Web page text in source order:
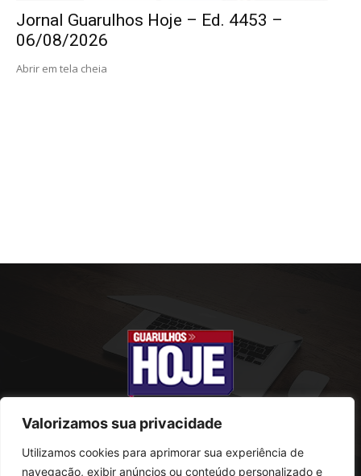
Valorizamos sua privacidade
Utilizamos cookies para aprimorar sua experiência de
navegação, exibir anúncios ou conteúdo personalizado e
Jornal Guarulhos Hoje – Ed. 4453 –
06/08/2026
Abrir em tela cheia
SOBRE NÓS